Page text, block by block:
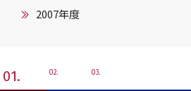
2007年度
1 2 3